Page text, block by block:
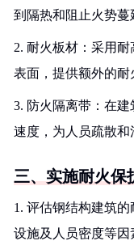
到隔热和阻止火势蔓
2. 耐火板材：采用
表面，提供额外的耐
3. 防火隔离带：在
速度，为人员疏散和
三、实施耐火保
1. 评估钢结构建筑
设施及人员密度等因